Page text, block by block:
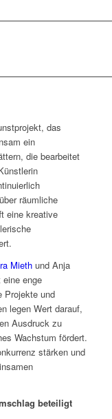
das
ein
die bearbeitet
räumliche
eine kreative
Miethund Anja
enge
Projekte und
legen Wert darauf,
Ausdruck zu
Wachstum fördert.
stärken und
beteiligt